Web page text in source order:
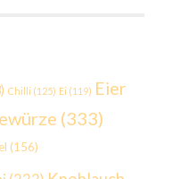
Chilli (125) Ei (119) Eier
(333)
(156)